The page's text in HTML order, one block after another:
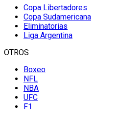
Copa Libertadores
Copa Sudamericana
Eliminatorias
Liga Argentina
OTROS
Boxeo
NFL
NBA
UFC
F1